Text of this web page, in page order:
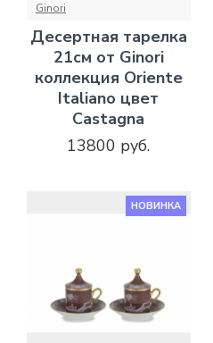
Ginori
Десертная тарелка
21см от Ginori
коллекция Oriente
Italiano цвет
Castagna
13800 руб.
НОВИНКА